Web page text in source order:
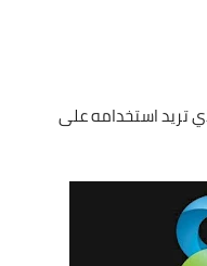
تريد استخدامه على